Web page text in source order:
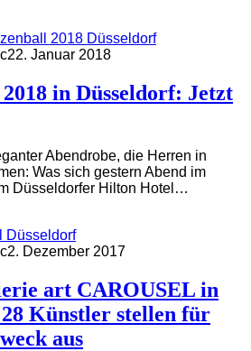
22. Januar 2018
in Düsseldorf: Jetzt
Abendrobe, die Herren in
Was sich gestern Abend im
Düsseldorfer Hilton Hotel…
2. Dezember 2017
art CAROUSEL in
Künstler stellen für
aus